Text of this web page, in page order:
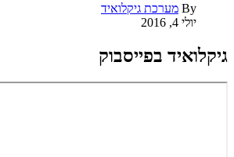
By מערכת גיקלואיד
יולי 4, 2016
גיקלואיד בפייסבוק